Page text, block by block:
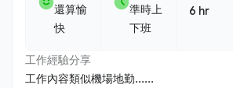
還算愉
快
準時上
下班
6 hr
工作經驗分享
工作內容類似機場地勤......